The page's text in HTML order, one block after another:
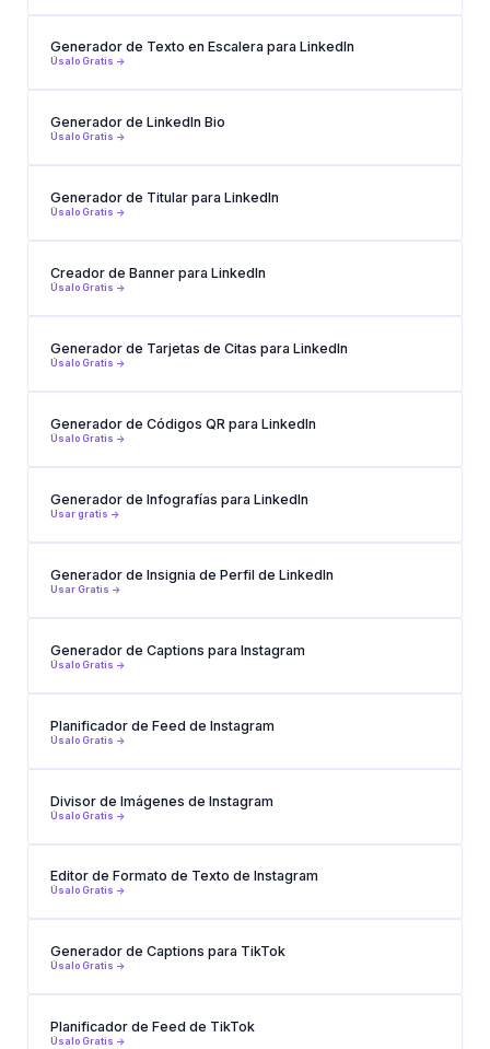
Generador de Texto en Escalera para LinkedIn
Úsalo Gratis ->
Generador de LinkedIn Bio
Úsalo Gratis ->
Generador de Titular para LinkedIn
Úsalo Gratis ->
Creador de Banner para LinkedIn
Úsalo Gratis ->
Generador de Tarjetas de Citas para LinkedIn
Úsalo Gratis ->
Generador de Códigos QR para LinkedIn
Úsalo Gratis ->
Generador de Infografías para LinkedIn
Usar gratis ->
Generador de Insignia de Perfil de LinkedIn
Usar Gratis ->
Generador de Captions para Instagram
Úsalo Gratis ->
Planificador de Feed de Instagram
Úsalo Gratis ->
Divisor de Imágenes de Instagram
Úsalo Gratis ->
Editor de Formato de Texto de Instagram
Úsalo Gratis ->
Generador de Captions para TikTok
Úsalo Gratis ->
Planificador de Feed de TikTok
Úsalo Gratis ->